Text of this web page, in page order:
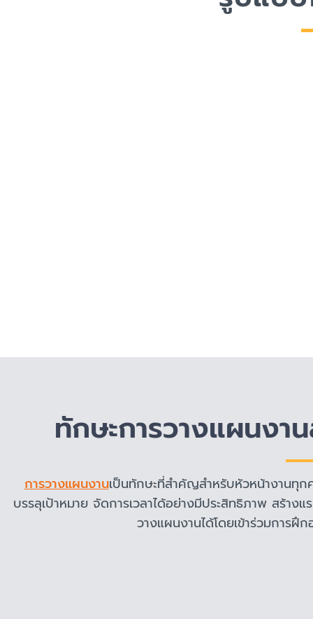
ทักษะการวางแผนงา
การวางแผนงานเป็นทักษะที่สำคัญสำหรับหัวหน้างานทุก
บรรลุเป้าหมาย จัดการเวลาได้อย่างมีประสิทธิภาพ สร้า
วางแผนงานได้โดยเข้าร่วมการ